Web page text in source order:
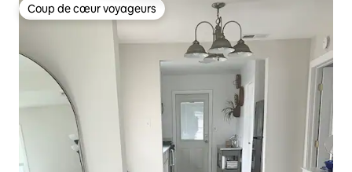
Coup de cœur voyageurs
Coup de cœur voyageurs